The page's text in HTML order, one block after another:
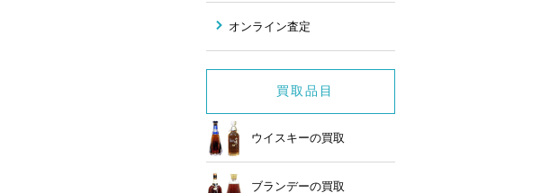
オンライン査定
買取品目
ウイスキーの買取
ブランデーの買取